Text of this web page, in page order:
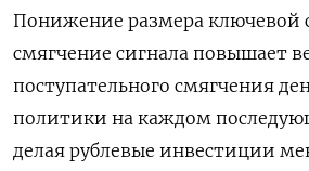
Понижение размера ключевой
смягчение сигнала повышает
поступательного смягчения
политики на каждом
делая рублевые инвестиции